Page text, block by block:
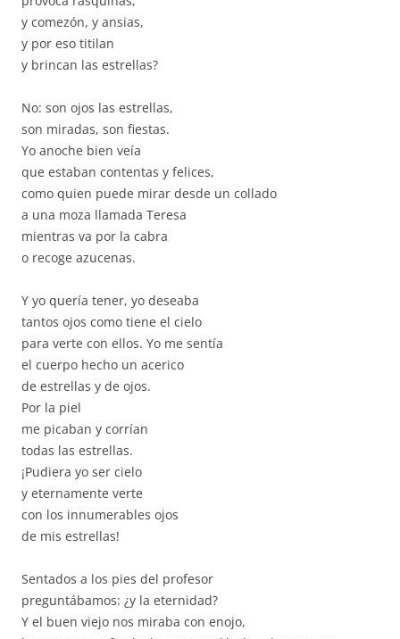
y comezón, y ansias,
y por eso titilan
y brincan las estrellas?
No: son ojos las estrellas,
son miradas, son fiestas.
Yo anoche bien veía
que estaban contentas y felices,
como quien puede mirar desde un collado
a una moza llamada Teresa
mientras va por la cabra
o recoge azucenas.
Y yo quería tener, yo deseaba
tantos ojos como tiene el cielo
para verte con ellos. Yo me sentía
el cuerpo hecho un acerico
de estrellas y de ojos.
Por la piel
me picaban y corrían
todas las estrellas.
¡Pudiera yo ser cielo
y eternamente verte
con los innumerables ojos
de mis estrellas!
Sentados a los pies del profesor
preguntábamos: ¿y la eternidad?
Y el buen viejo nos miraba con enojo,